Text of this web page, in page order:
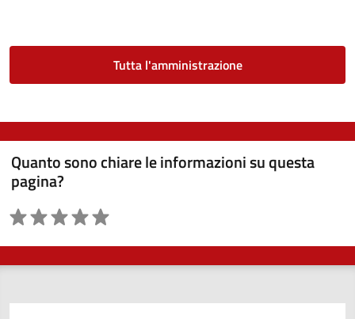
Tutta l'amministrazione
Quanto sono chiare le informazioni su questa
pagina?
Valutazione